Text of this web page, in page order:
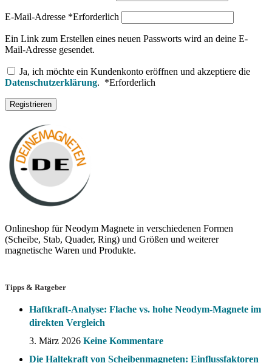
E-Mail-Adresse *Erforderlich
Ein Link zum Erstellen eines neuen Passworts wird an deine E-
Mail-Adresse gesendet.
Ja, ich möchte ein Kundenkonto eröffnen und akzeptiere die
Datenschutzerklärung. *Erforderlich
Registrieren
Onlineshop für Neodym Magnete in verschiedenen Formen
(Scheibe, Stab, Quader, Ring) und Größen und weiterer
magnetische Waren und Produkte.
Tipps & Ratgeber
Haftkraft-Analyse: Flache vs. hohe Neodym-Magnete im
direkten Vergleich
3. März 2026 Keine Kommentare
Die Haltekraft von Scheibenmagneten: Einflussfaktoren